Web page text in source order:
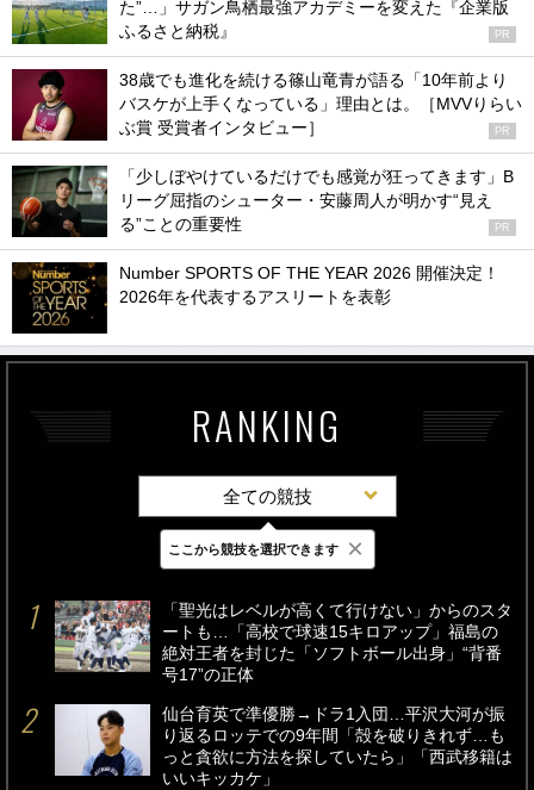
た”…」サガン鳥栖最強アカデミーを変えた『企業版
ふるさと納税』
PR
38歳でも進化を続ける篠山竜青が語る「10年前より
バスケが上手くなっている」理由とは。［MVVりらい
ぶ賞 受賞者インタビュー］
PR
「少しぼやけているだけでも感覚が狂ってきます」B
リーグ屈指のシューター・安藤周人が明かす“見え
る”ことの重要性
PR
Number SPORTS OF THE YEAR 2026 開催決定！
2026年を代表するアスリートを表彰
RANKING
全ての競技
最新 24時間 週間
「聖光はレベルが高くて行けない」からのスタ
ートも…「高校で球速15キロアップ」福島の
絶対王者を封じた「ソフトボール出身」“背番
号17”の正体
仙台育英で準優勝→ドラ1入団…平沢大河が振
り返るロッテでの9年間「殻を破りきれず…も
っと貪欲に方法を探していたら」「西武移籍は
いいキッカケ」
ここから競技を選択できます ×